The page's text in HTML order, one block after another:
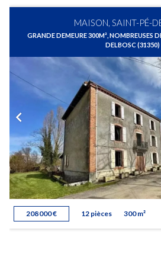
MAISON, SAINT-PÉ-
GRANDE DEMEURE 300M², NOMBREUSES
DELBOSC (31350)
208 000 € 12 pièces 300 m²